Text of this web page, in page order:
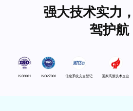
强大技术实力
驾护航
ISO9011 ISO27001 信息系统安全登记 国家高新技术企业